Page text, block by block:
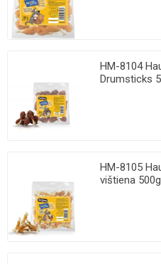
HM-8104
Drumsticks
HM-8105
vištiena 500g